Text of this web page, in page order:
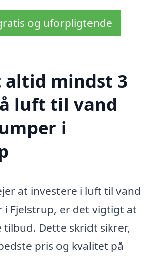
og uforpligtende
mindst 3
luft til vand
i
at investere i luft til vand
i Fjelstrup, er det vigtigt at
Dette skridt sikrer,
pris og kvalitet på